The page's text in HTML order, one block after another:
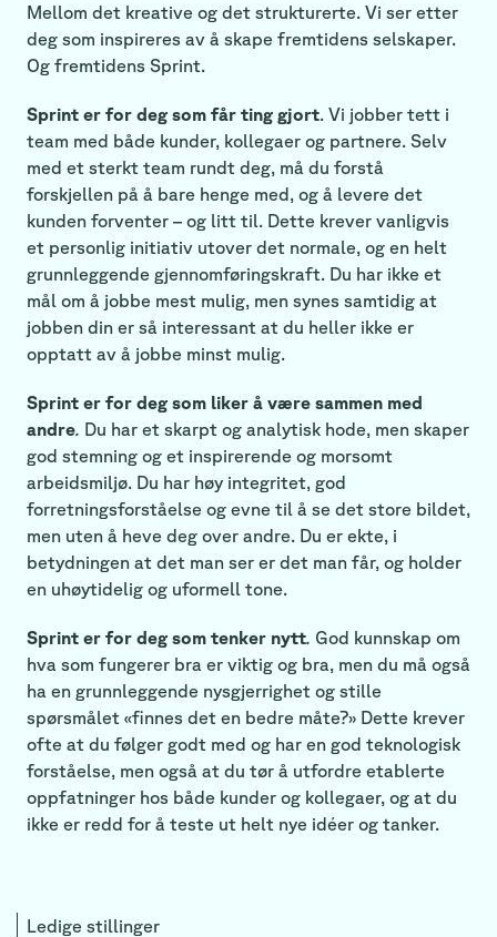
Mellom det kreative og det strukturerte. Vi ser etter
deg som inspireres av å skape fremtidens selskaper.
Og fremtidens Sprint.
Sprint er for deg som får ting gjort. Vi jobber tett i
team med både kunder, kollegaer og partnere. Selv
med et sterkt team rundt deg, må du forstå
forskjellen på å bare henge med, og å levere det
kunden forventer – og litt til. Dette krever vanligvis
et personlig initiativ utover det normale, og en helt
grunnleggende gjennomføringskraft. Du har ikke et
mål om å jobbe mest mulig, men synes samtidig at
jobben din er så interessant at du heller ikke er
opptatt av å jobbe minst mulig.
Sprint er for deg som liker å være sammen med
andre. Du har et skarpt og analytisk hode, men skaper
god stemning og et inspirerende og morsomt
arbeidsmiljø. Du har høy integritet, god
forretningsforståelse og evne til å se det store bildet,
men uten å heve deg over andre. Du er ekte, i
betydningen at det man ser er det man får, og holder
en uhøytidelig og uformell tone.
Sprint er for deg som tenker nytt. God kunnskap om
hva som fungerer bra er viktig og bra, men du må også
ha en grunnleggende nysgjerrighet og stille
spørsmålet «finnes det en bedre måte?» Dette krever
ofte at du følger godt med og har en god teknologisk
forståelse, men også at du tør å utfordre etablerte
oppfatninger hos både kunder og kollegaer, og at du
ikke er redd for å teste ut helt nye idéer og tanker.
Ledige stillinger